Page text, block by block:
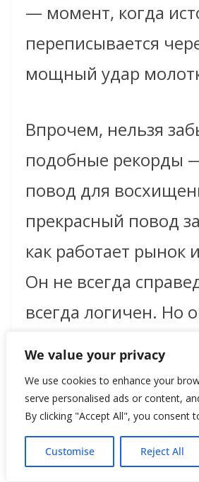
We value your privacy
We use cookies to enhance your
serve personalised ads or content,
By clicking "Accept All", you consent
Customise Reject All
— момент, когда
переписывается
мощный удар
Впрочем, нельзя
подобные рекорды
повод для
прекрасный повод
как работает рынок
Он не всегда
всегда логичен. Но
важно для общества
конкретный момент.
миру важно видеть
людей, которые